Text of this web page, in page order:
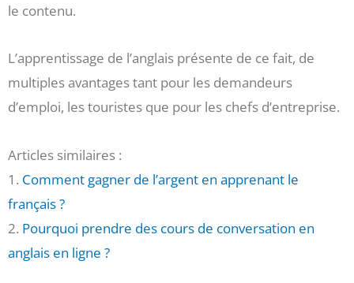
le contenu.
L’apprentissage de l’anglais présente de ce fait, de
multiples avantages tant pour les demandeurs
d’emploi, les touristes que pour les chefs d’entreprise.
Articles similaires :
1. Comment gagner de l’argent en apprenant le
français ?
2. Pourquoi prendre des cours de conversation en
anglais en ligne ?